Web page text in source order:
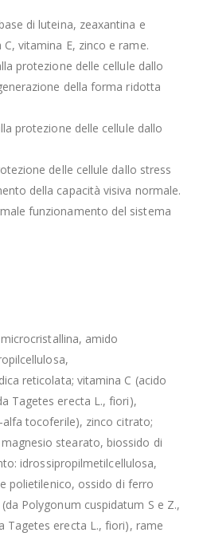
di luteina, zeaxantina e
vitamina E, zinco e rame.
protezione delle cellule dallo
della forma ridotta
protezione delle cellule dallo
delle cellule dallo stress
della capacità visiva normale.
funzionamento del sistema
amido
reticolata; vitamina C (acido
Tagetes erecta L., fiori),
tocoferile), zinco citrato;
stearato, biossido di
idrossipropilmetilcellulosa,
polietilenico, ossido di ferro
Polygonum cuspidatum S e Z.,
Tagetes erecta L., fiori), rame